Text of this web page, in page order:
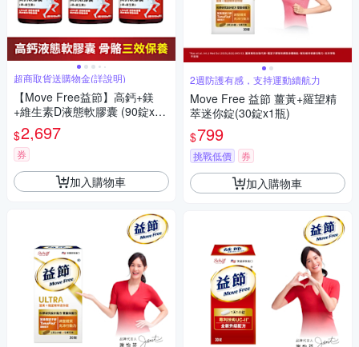
超商取貨送購物金(詳說明)
【Move Free益節】高鈣+鎂
+維生素D液態軟膠囊 (90錠x3
瓶)
$2,697
券
加入購物車
2週防護有感，支持運動續航力
Move Free 益節 薑黃+羅望精
萃迷你錠(30錠x1瓶)
$799
挑戰低價 券
加入購物車